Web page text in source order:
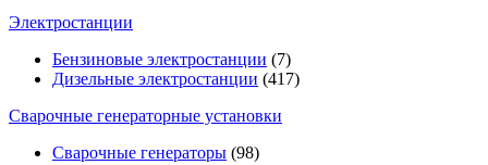
Электростанции
Бензиновые электростанции (7)
Дизельные электростанции (417)
Сварочные генераторные установки
Сварочные генераторы (98)